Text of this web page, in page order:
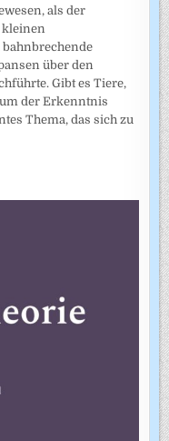
als der
kleinen
über den
Gibt es Tiere,
der Erkenntnis
Thema, das sich zu